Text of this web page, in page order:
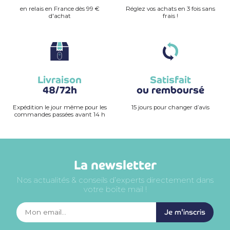
en relais en France dès 99 €
d'achat
Réglez vos achats en 3 fois sans
frais !
Livraison
48/72h
Expédition le jour même pour les
commandes passées avant 14 h
Satisfait
ou remboursé
15 jours pour changer d’avis
La newsletter
Nos actualités & conseils d’experts directement dans
votre boîte mail !
Je m'inscris